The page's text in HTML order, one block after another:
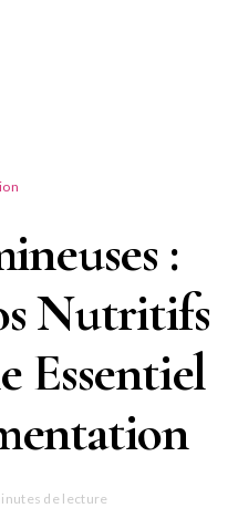
:
Nutritifs
Essentiel
de lecture